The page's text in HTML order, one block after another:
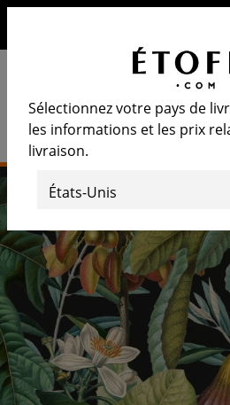
Sélectionnez votre pays de
les informations et les prix
livraison.